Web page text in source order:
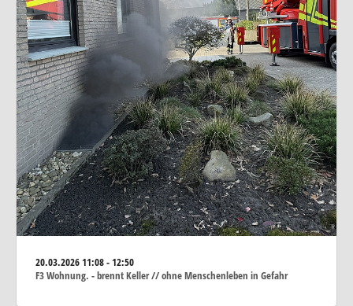
20.03.202611:08 - 12:50
F3 Wohnung. - brennt Keller // ohne Menschenleben in Gefahr